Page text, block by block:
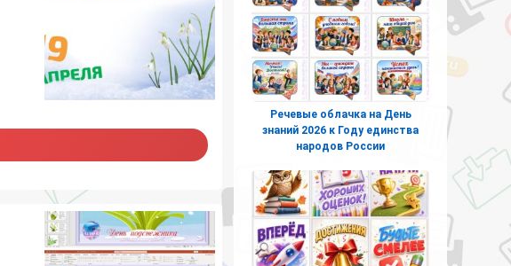
Речевые облачка на День
знаний 2026 к Году единства
народов России